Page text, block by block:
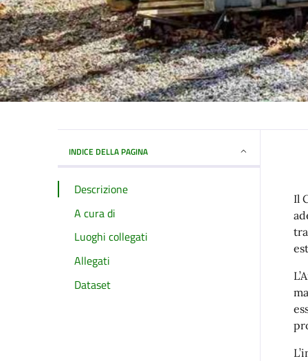
INDICE DELLA PAGINA
Descrizione
A cura di
Luoghi collegati
Allegati
Dataset
Il